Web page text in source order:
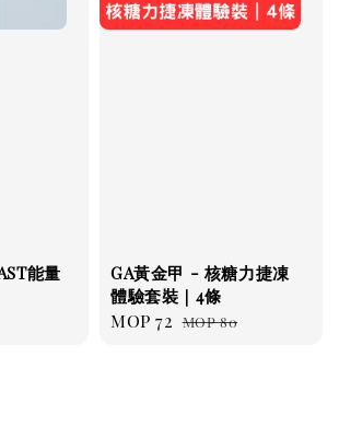
能量
GA黃金甲 - 核糖力捷凍
體驗套裝｜4條
Sale
MOP 72 Regular
MOP 80